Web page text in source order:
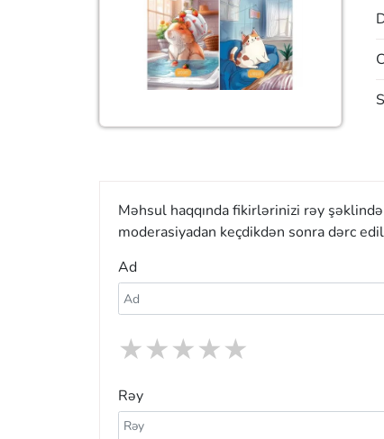
Məhsul haqqında fikirlərinizi rəy şəklində
moderasiyadan keçdikdən sonra dərc
Ad
★
★
★
★
★
Rəy